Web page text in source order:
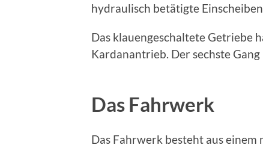
hydraulisch betätigte
Das klauengeschaltete Getriebe
Kardanantrieb. Der sechste
Das Fahrwerk
Das Fahrwerk besteht aus